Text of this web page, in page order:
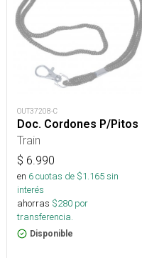
OUT37208-C
Doc. Cordones P/Pitos
Train
$ 6.990
en 6cuotas de $1.165sin
interés
ahorras $280 por
transferencia.
Disponible